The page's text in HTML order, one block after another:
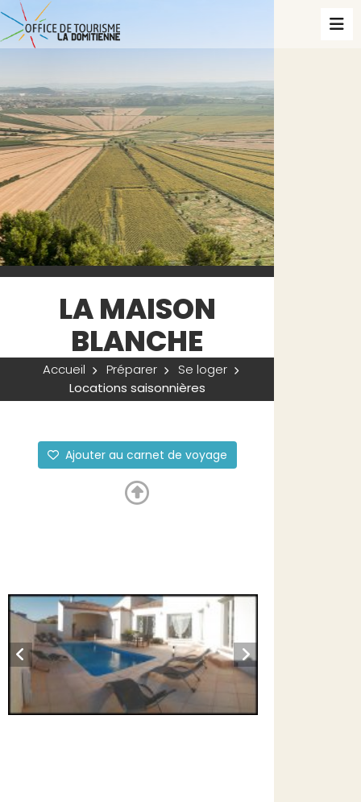
LA MAISON
BLANCHE
Accueil Préparer
Se loger
Locations saisonnières
Ajouter au carnet de voyage